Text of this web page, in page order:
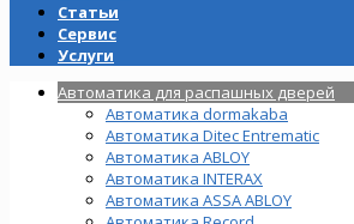
Статьи
Сервис
Услуги
Автоматика для распашных дверей
Автоматика dormakaba
Автоматика Ditec Entrematic
Автоматика ABLOY
Автоматика INTERAX
Автоматика ASSA ABLOY